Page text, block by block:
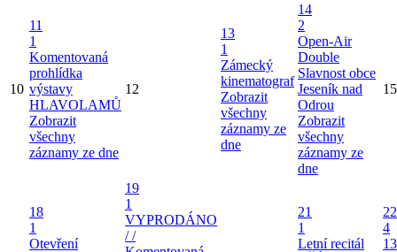
10
11
1
Komentovaná
prohlídka
výstavy
HLAVOLAMŮ
Zobrazit
všechny
záznamy ze dne
12
13
1
Zámecký
kinematograf
Zobrazit
všechny
záznamy ze
dne
14
2
Open-Air
Double
Slavnost obce
Jeseník nad
Odrou
Zobrazit
všechny
záznamy ze
dne
15
18
1
Otevření
19
1
VYPRODÁNO
/ /
21
1
Letní recitál
22
4